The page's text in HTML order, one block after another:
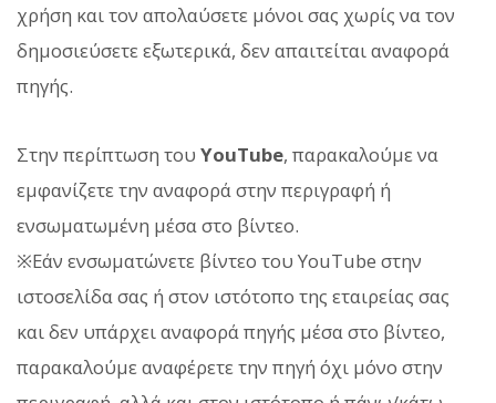
χρήση και τον απολαύσετε μόνοι σας χωρίς να τον
δημοσιεύσετε εξωτερικά, δεν απαιτείται αναφορά
πηγής.
Στην περίπτωση του YouTube, παρακαλούμε να
εμφανίζετε την αναφορά στην περιγραφή ή
ενσωματωμένη μέσα στο βίντεο.
※Εάν ενσωματώνετε βίντεο του YouTube στην
ιστοσελίδα σας ή στον ιστότοπο της εταιρείας σας
και δεν υπάρχει αναφορά πηγής μέσα στο βίντεο,
παρακαλούμε αναφέρετε την πηγή όχι μόνο στην